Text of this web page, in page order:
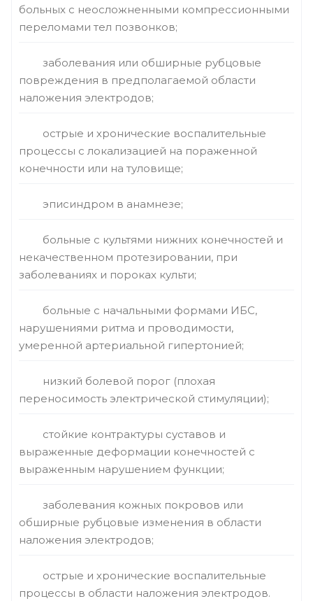
больных с неосложненными компрессионными
переломами тел позвонков;
заболевания или обширные рубцовые
повреждения в предполагаемой области
наложения электродов;
острые и хронические воспалительные
процессы с локализацией на пораженной
конечности или на туловище;
эписиндром в анамнезе;
больные с культями нижних конечностей и
некачественном протезировании, при
заболеваниях и пороках культи;
больные с начальными формами ИБС,
нарушениями ритма и проводимости,
умеренной артериальной гипертонией;
низкий болевой порог (плохая
переносимость электрической стимуляции);
стойкие контрактуры суставов и
выраженные деформации конечностей с
выраженным нарушением функции;
заболевания кожных покровов или
обширные рубцовые изменения в области
наложения электродов;
острые и хронические воспалительные
процессы в области наложения электродов.